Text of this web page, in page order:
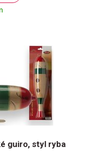
guiro, styl ryba